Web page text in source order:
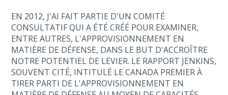
EN 2012, J'AI FAIT PARTIE D'UN COMITÉ
CONSULTATIF QUI A ÉTÉ CRÉÉ POUR EXAMINER,
ENTRE AUTRES, L'APPROVISIONNEMENT EN
MATIÈRE DE DÉFENSE, DANS LE BUT D'ACCROÎTRE
NOTRE POTENTIEL DE LEVIER. LE RAPPORT JENKINS,
SOUVENT CITÉ, INTITULÉ LE CANADA PREMIER À
TIRER PARTI DE L'APPROVISIONNEMENT EN